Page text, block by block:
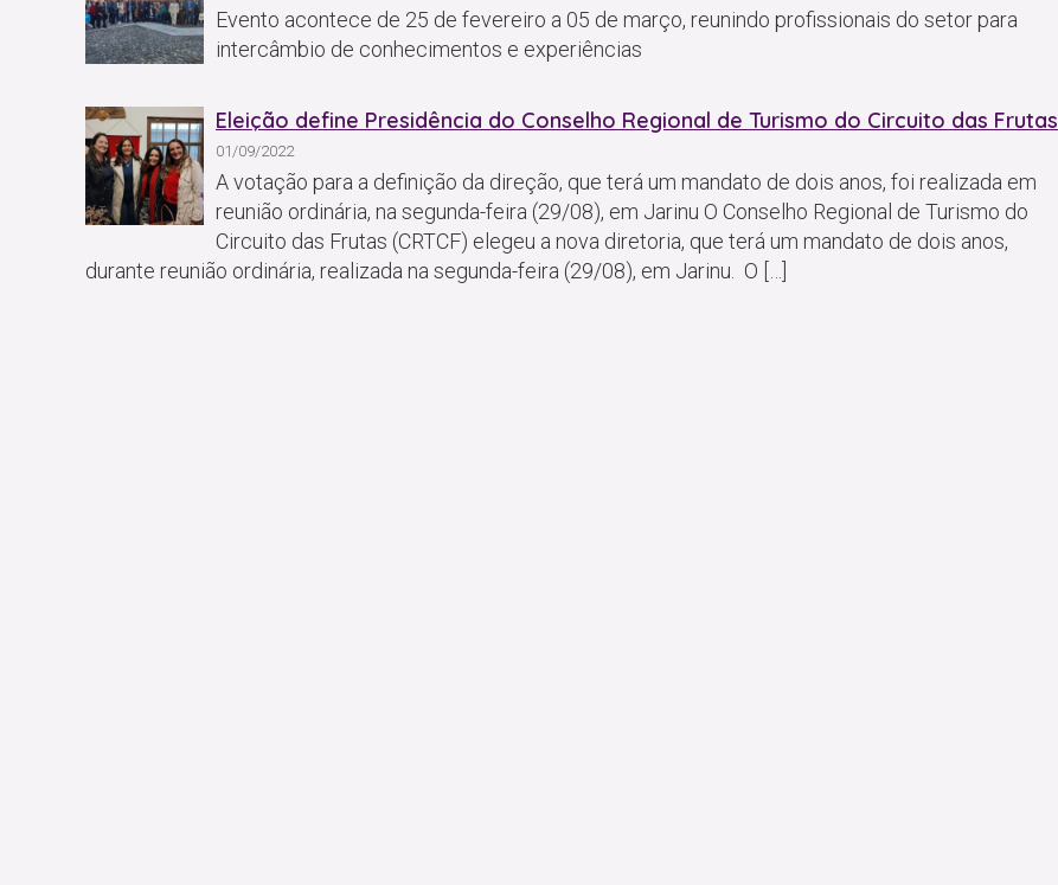
Evento acontece de 25 de fevereiro a 05 de março, reunindo profissionais do setor para
intercâmbio de conhecimentos e experiências
Eleição define Presidência do Conselho Regional de Turismo do Circuito das Frutas
01/09/2022
A votação para a definição da direção, que terá um mandato de dois anos, foi realizada em
reunião ordinária, na segunda-feira (29/08), em Jarinu O Conselho Regional de Turismo do
Circuito das Frutas (CRTCF) elegeu a nova diretoria, que terá um mandato de dois anos,
durante reunião ordinária, realizada na segunda-feira (29/08), em Jarinu. O […]